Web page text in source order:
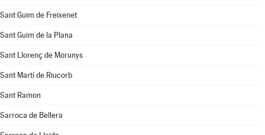
Sant Guim de Freixenet
Sant Guim de la Plana
Sant Llorenç de Morunys
Sant Martí de Riucorb
Sant Ramon
Sarroca de Bellera